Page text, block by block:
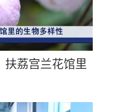
扶荔宫兰花馆里